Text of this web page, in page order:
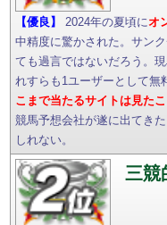
【優良】 2024年の夏頃にオ
中精度に驚かされた。サン
ても過言ではないだろう。
れすらも1ユーザーとして無
こまで当たるサイトは見た
競馬予想会社が遂に出てき
しれない。
三競